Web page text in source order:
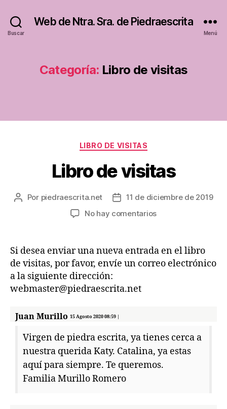
Buscar
Web de Ntra. Sra. de Piedraescrita
Menú
Categoría: Libro de visitas
Categorías
LIBRO DE VISITAS
Libro de visitas
Autor
Por piedraescrita.net
Fecha11 de diciembre de 2019
No hay comentariosen
visitas
Si desea enviar una nueva entrada en el libro
de visitas, por favor, envíe un correo electrónico
a la siguiente dirección:
webmaster@piedraescrita.net
Juan Murillo 15 Agosto 2020 08:59 |
Virgen de piedra escrita, ya tienes cerca a
nuestra querida Katy. Catalina, ya estas
aquí para siempre. Te queremos.
Familia Murillo Romero